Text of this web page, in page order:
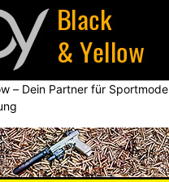
– Dein Partner für Sportmode